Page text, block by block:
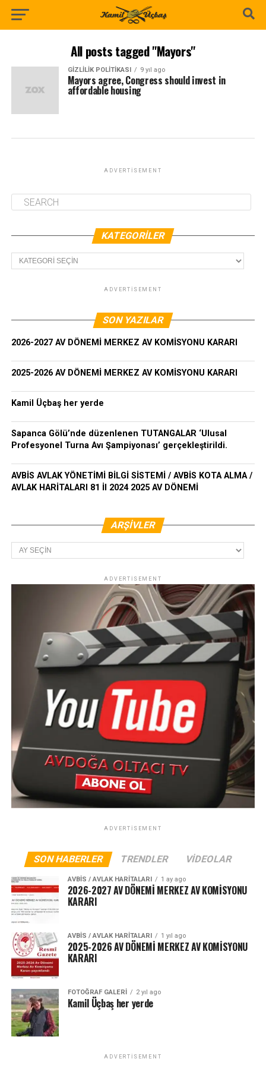
All posts tagged "Mayors"
GIZLILIK POLITIKASI 9 yıl ago
Mayors agree, Congress should invest in
affordable housing
ADVERTISEMENT
KATEGORILER
Kategoriler
ADVERTISEMENT
SON YAZILAR
2026-2027 AV DÖNEMİ MERKEZ AV KOMİSYONU KARARI
2025-2026 AV DÖNEMİ MERKEZ AV KOMİSYONU KARARI
Kamil Üçbaş her yerde
Sapanca Gölü’nde düzenlenen TUTANGALAR ‘Ulusal
Profesyonel Turna Avı Şampiyonası’ gerçekleştirildi.
AVBİS AVLAK YÖNETİMİ BİLGİ SİSTEMİ / AVBİS KOTA ALMA /
AVLAK HARİTALARI 81 İl 2024 2025 AV DÖNEMİ
ARŞIVLER
Arşivler
ADVERTISEMENT
ADVERTISEMENT
SON HABERLER TRENDLER VIDEOLAR
AVBIS / AVLAK HARITALARI 1 ay ago
2026-2027 AV DÖNEMİ MERKEZ AV KOMİSYONU
KARARI
AVBIS / AVLAK HARITALARI 1 yıl ago
2025-2026 AV DÖNEMİ MERKEZ AV KOMİSYONU
KARARI
FOTOĞRAF GALERI 2 yıl ago
Kamil Üçbaş her yerde
ADVERTISEMENT